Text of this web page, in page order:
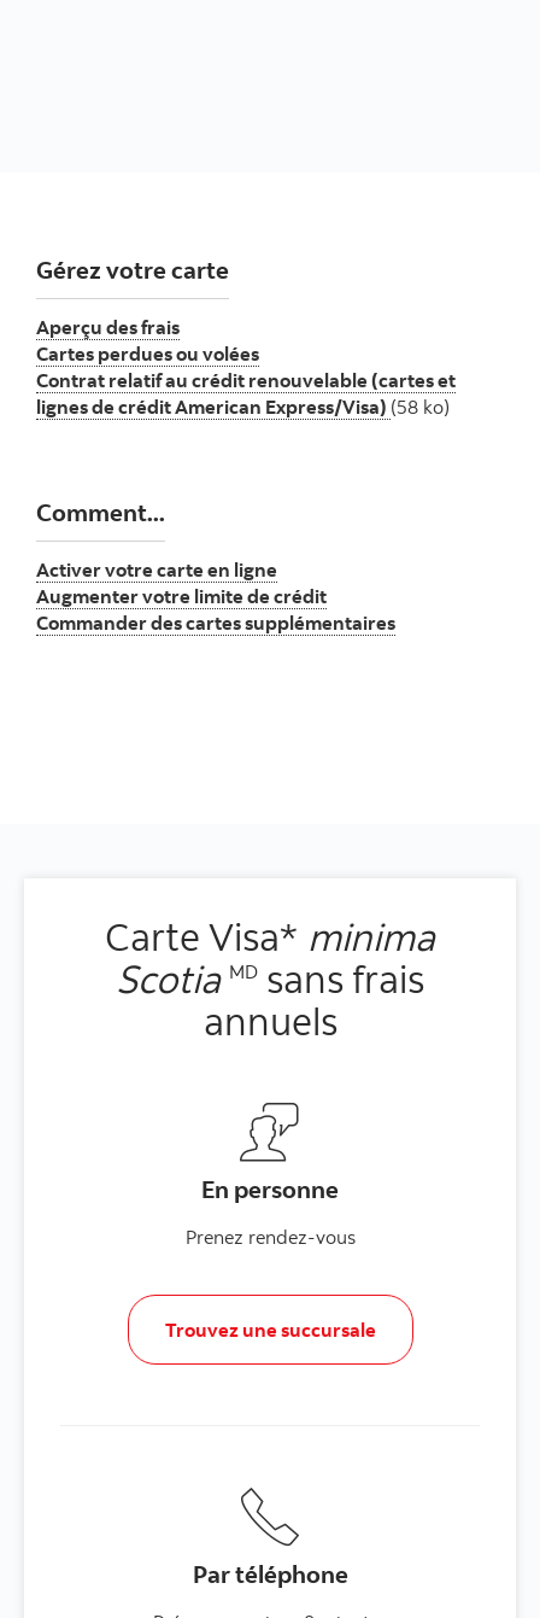
Gérez votre carte
Aperçu des frais
Cartes perdues ou volées
Contrat relatif au crédit renouvelable (cartes et
lignes de crédit American Express/Visa) (58 ko)
Comment...
Activer votre carte en ligne
Augmenter votre limite de crédit
Commander des cartes supplémentaires
Carte Visa* minima
Scotia MD sans frais
annuels
En personne
Prenez rendez-vous
Trouvez une succursale
Par téléphone